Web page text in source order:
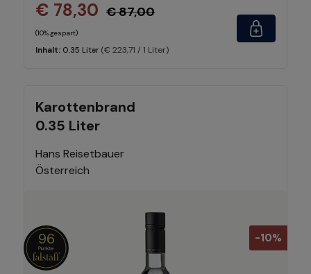
€ 78,30 € 87,00
(10% gespart)
Inhalt: 0.35 Liter (€ 223,71 / 1 Liter)
Karottenbrand
0.35 Liter
Hans Reisetbauer
Österreich
-10%
96